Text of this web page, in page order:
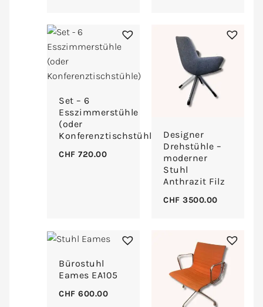
Set – 6
Esszimmerstühle
(oder
Konferenztischstühle)
CHF 720.00
Designer
Drehstühle –
moderner
Stuhl
Anthrazit Filz
CHF 3500.00
Bürostuhl
Eames EA105
CHF 600.00